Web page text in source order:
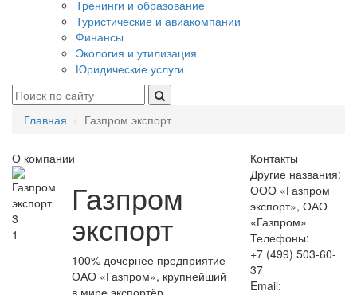
Тренинги и образование
Туристические и авиакомпании
Финансы
Экология и утилизация
Юридические услуги
Главная Газпром экспорт
О компании
3
1
Газпром
экспорт
100% дочернее предприятие
ОАО «Газпром», крупнейший
в мире экспортёр
Контакты
Другие названия:
ООО «Газпром
экспорт», ОАО
«Газпром»
Телефоны:
+7 (499) 503-60-
37
Email: